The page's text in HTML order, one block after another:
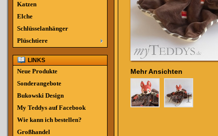
Mehr Ansichten
Katzen
Elche
Schlüsselanhänger
Plüschtiere
LINKS
Neue Produkte
Sonderangebote
Bukowski Design
My Teddys auf Facebook
Wie kann ich bestellen?
Großhandel